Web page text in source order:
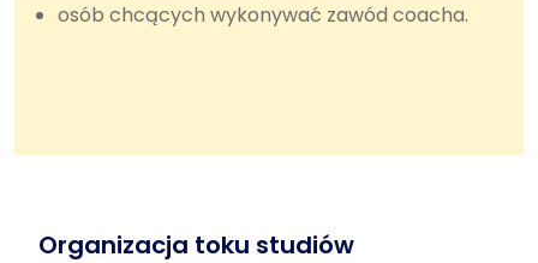
osób chcących wykonywać zawód coacha.
Organizacja toku studiów